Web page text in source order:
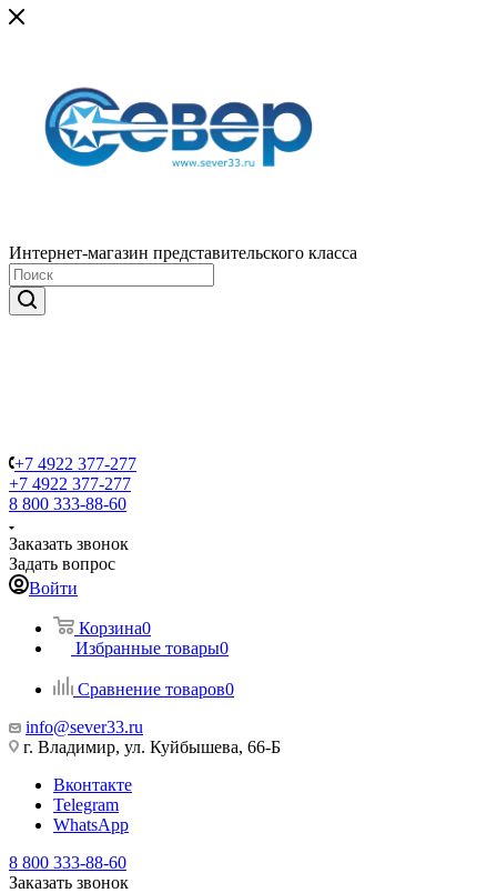
Интернет-магазин представительского класса
+7 4922 377-277
+7 4922 377-277
8 800 333-88-60
Заказать звонок
Задать вопрос
Войти
Корзина0
Избранные товары0
Сравнение товаров0
info@sever33.ru
г. Владимир, ул. Куйбышева, 66-Б
Вконтакте
Telegram
WhatsApp
8 800 333-88-60
Заказать звонок